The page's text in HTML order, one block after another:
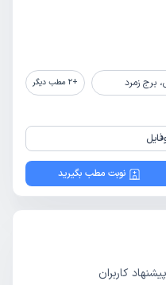
برج زمرد +
2 مطب دیگر
نوبت مطب بگیرید
پیشنهاد کاربران